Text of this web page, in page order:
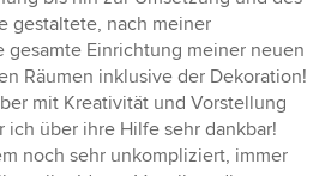
gestaltete, nach meiner
gesamte Einrichtung meiner neuen
Räumen inklusive der Dekoration!
mit Kreativität und Vorstellung
ich über ihre Hilfe sehr dankbar!
noch sehr unkompliziert, immer